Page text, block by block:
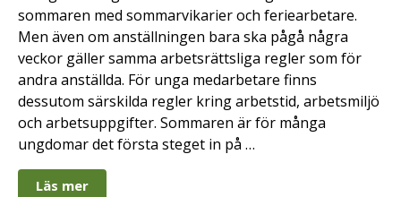
sommaren med sommarvikarier och feriearbetare.
Men även om anställningen bara ska pågå några
veckor gäller samma arbetsrättsliga regler som för
andra anställda. För unga medarbetare finns
dessutom särskilda regler kring arbetstid, arbetsmiljö
och arbetsuppgifter. Sommaren är för många
ungdomar det första steget in på …
Läs mer